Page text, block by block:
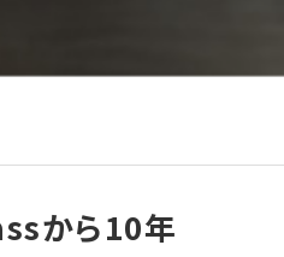
から10年